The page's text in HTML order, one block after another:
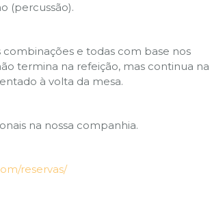
(percussão).
combinações e todas com base nos
termina na refeição, mas continua na
à volta da mesa.
na nossa companhia.
reservas/